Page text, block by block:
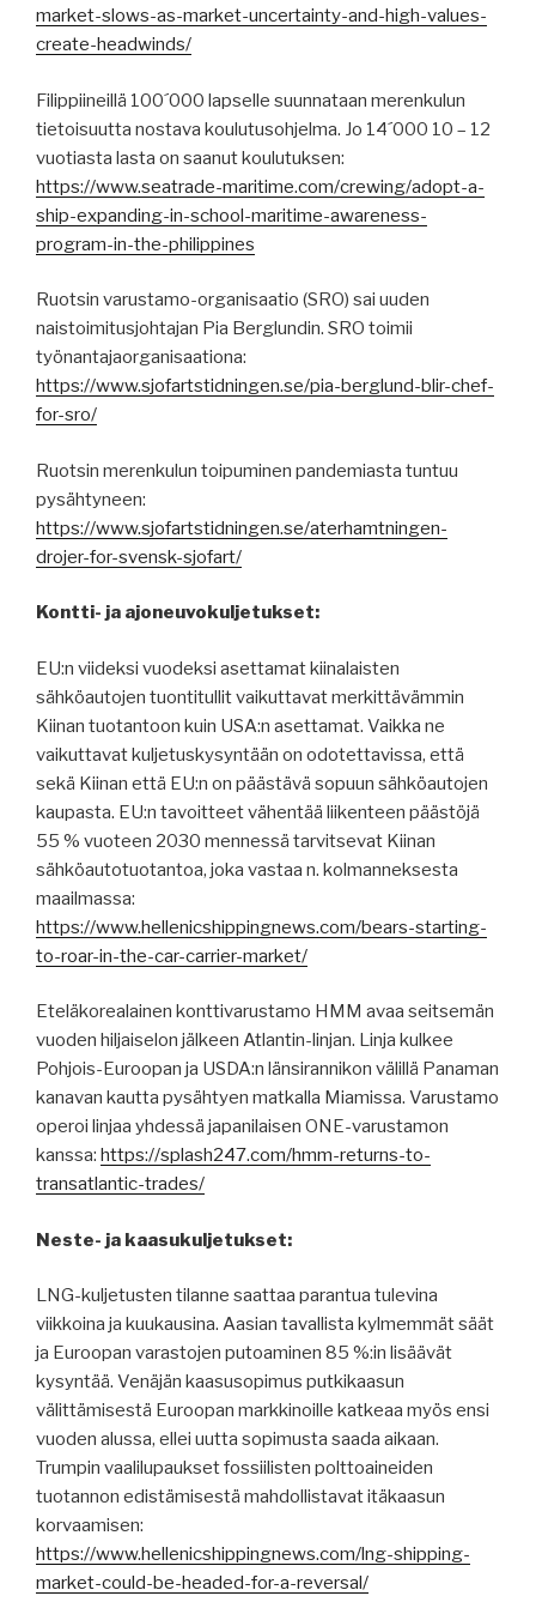
market-slows-as-market-uncertainty-and-high-values-
create-headwinds/
Filippiineillä 100´000 lapselle suunnataan merenkulun
tietoisuutta nostava koulutusohjelma. Jo 14´000 10 – 12
vuotiasta lasta on saanut koulutuksen:
https://www.seatrade-maritime.com/crewing/adopt-a-
ship-expanding-in-school-maritime-awareness-
program-in-the-philippines
Ruotsin varustamo-organisaatio (SRO) sai uuden
naistoimitusjohtajan Pia Berglundin. SRO toimii
työnantajaorganisaationa:
https://www.sjofartstidningen.se/pia-berglund-blir-chef-
for-sro/
Ruotsin merenkulun toipuminen pandemiasta tuntuu
pysähtyneen:
https://www.sjofartstidningen.se/aterhamtningen-
drojer-for-svensk-sjofart/
Kontti- ja ajoneuvokuljetukset:
EU:n viideksi vuodeksi asettamat kiinalaisten
sähköautojen tuontitullit vaikuttavat merkittävämmin
Kiinan tuotantoon kuin USA:n asettamat. Vaikka ne
vaikuttavat kuljetuskysyntään on odotettavissa, että
sekä Kiinan että EU:n on päästävä sopuun sähköautojen
kaupasta. EU:n tavoitteet vähentää liikenteen päästöjä
55 % vuoteen 2030 mennessä tarvitsevat Kiinan
sähköautotuotantoa, joka vastaa n. kolmanneksesta
maailmassa:
https://www.hellenicshippingnews.com/bears-starting-
to-roar-in-the-car-carrier-market/
Eteläkorealainen konttivarustamo HMM avaa seitsemän
vuoden hiljaiselon jälkeen Atlantin-linjan. Linja kulkee
Pohjois-Euroopan ja USDA:n länsirannikon välillä Panaman
kanavan kautta pysähtyen matkalla Miamissa. Varustamo
operoi linjaa yhdessä japanilaisen ONE-varustamon
kanssa: https://splash247.com/hmm-returns-to-
transatlantic-trades/
Neste- ja kaasukuljetukset:
LNG-kuljetusten tilanne saattaa parantua tulevina
viikkoina ja kuukausina. Aasian tavallista kylmemmät säät
ja Euroopan varastojen putoaminen 85 %:in lisäävät
kysyntää. Venäjän kaasusopimus putkikaasun
välittämisestä Euroopan markkinoille katkeaa myös ensi
vuoden alussa, ellei uutta sopimusta saada aikaan.
Trumpin vaalilupaukset fossiilisten polttoaineiden
tuotannon edistämisestä mahdollistavat itäkaasun
korvaamisen:
https://www.hellenicshippingnews.com/lng-shipping-
market-could-be-headed-for-a-reversal/